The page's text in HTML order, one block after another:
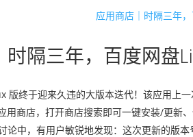
隔三年，百度网盘
版终于迎来久违的大版本迭代！该应用上
用商店，打开商店搜索即可一键安装/更
论中，有用户敏锐地发现：这次更新的版